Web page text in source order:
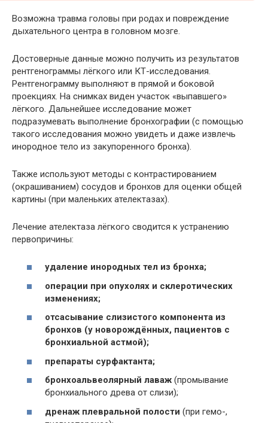
Возможна травма головы при родах и повреждение
дыхательного центра в головном мозге.
Достоверные данные можно получить из результатов
рентгенограммы лёгкого или КТ-исследования.
Рентгенограмму выполняют в прямой и боковой
проекциях. На снимках виден участок «выпавшего»
лёгкого. Дальнейшее исследование может
подразумевать выполнение бронхографии (с помощью
такого исследования можно увидеть и даже извлечь
инородное тело из закупоренного бронха).
Также используют методы с контрастированием
(окрашиванием) сосудов и бронхов для оценки общей
картины (при маленьких ателектазах).
Лечение ателектаза лёгкого сводится к устранению
первопричины:
удаление инородных тел из бронха;
операции при опухолях и склеротических
изменениях;
отсасывание слизистого компонента из
бронхов (у новорождённых, пациентов с
бронхиальной астмой);
препараты сурфактанта;
бронхоальвеолярный лаваж (промывание
бронхиального древа от слизи);
дренаж плевральной полости (при гемо-,